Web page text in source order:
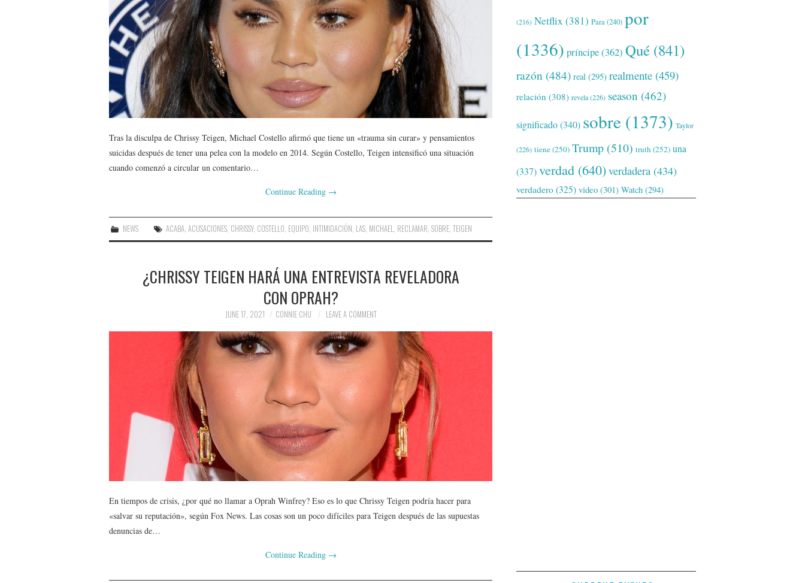
Tras la disculpa de Chrissy Teigen, Michael Costello afirmó que tiene un «trauma sin curar» y pensamientos
suicidas después de tener una pelea con la modelo en 2014. Según Costello, Teigen intensificó una situación
cuando comenzó a circular un comentario…
Continue Reading →
NEWS ACABA ,ACUSACIONES CHRISSY, COSTELLO EQUIPO INTIMIDACIÓN LAS MICHAEL RECLAMAR ,SOBRE ,TEIGEN
¿CHRISSY TEIGEN HARÁ UNA ENTREVISTA REVELADORA
CON OPRAH?
JUNE 17, 2021 CONNIE CHU LEAVE A COMMENT
En tiempos de crisis, ¿por qué no llamar a Oprah Winfrey? Eso es lo que Chrissy Teigen podría hacer para
«salvar su reputación», según Fox News. Las cosas son un poco difíciles para Teigen después de las supuestas
denuncias de…
Continue Reading →
(216) Netflix (381) Para(240) por
(1336) príncipe(362) Qué (841)
razón (484) real (295) realmente (459)
relación (308) revela(226) season (462)
significado(340) sobre (1373) Taylor
(226) tiene(250) Trump (510) truth (252) una
(337)verdad (640)verdadera (434)
verdadero (325) video (301) Watch (294)